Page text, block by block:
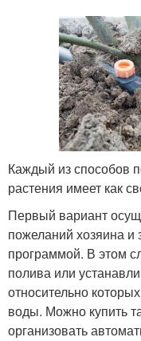
Каждый из способов
растения имеет как
Первый вариант
пожеланий хозяина и
программой. В этом
полива или
относительно
воды. Можно купить
организовать